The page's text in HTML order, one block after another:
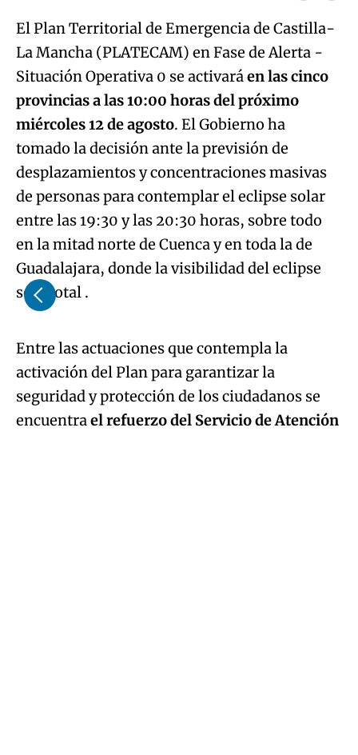
El PlanTerritorial de Emergencia de Castilla-
La Mancha (PLATECAM) en Fase de Alerta -
Situación Operativa 0 se activaráen las cinco
provincias a las 10:00 horas del próximo
miércoles 12 de agosto. El Gobierno ha
tomado la decisión ante la previsión de
desplazamientos y concentraciones masivas
de personas para contemplar el eclipse solar
entre las 19:30 y las 20:30 horas, sobre todo
en la mitad norte de Cuenca y en toda la de
Guadalajara, donde la visibilidad del eclipse
será total .
Try again
Entre las actuaciones que contempla la
activación del Plan para garantizar la
seguridad y protección de los ciudadanos se
encuentrael refuerzo del Servicio de Atención